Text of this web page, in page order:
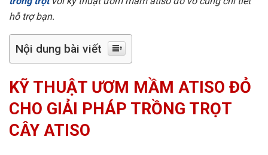
hỗ trợ bạn.
Nội dung bài viết
KỸ THUẬT ƯƠM MẦM ATISO ĐỎ
CHO GIẢI PHÁP TRỒNG TRỌT
CÂY ATISO